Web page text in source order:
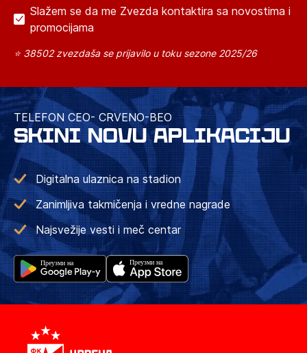
Slažem se da me Zvezda kontaktira sa novostima i
promocijama
⭐ 38502 zvezdaša se prijavilo u toku sezone 2025/26
TELEFON CEO- CRVENO-BEO
SKINI NOVU APLIKACIJU
Digitalna ulaznica na stadion
Zanimljiva takmičenja i vredne nagrade
Najsvežije vesti i meč centar